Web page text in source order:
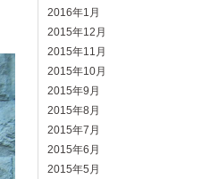
2016年1月
2015年12月
2015年11月
2015年10月
2015年9月
2015年8月
2015年7月
2015年6月
2015年5月